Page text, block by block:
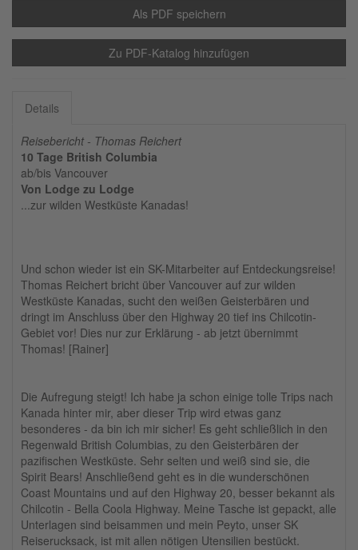
Als PDF speichern
Zu PDF-Katalog hinzufügen
Details
Reisebericht - Thomas Reichert
10 Tage British Columbia
ab/bis Vancouver
Von Lodge zu Lodge
...zur wilden Westküste Kanadas!
Und schon wieder ist ein SK-Mitarbeiter auf Entdeckungsreise!
Thomas Reichert bricht über Vancouver auf zur wilden
Westküste Kanadas, sucht den weißen Geisterbären und
dringt im Anschluss über den Highway 20 tief ins Chilcotin-
Gebiet vor! Dies nur zur Erklärung - ab jetzt übernimmt
Thomas! [Rainer]
Die Aufregung steigt! Ich habe ja schon einige tolle Trips nach
Kanada hinter mir, aber dieser Trip wird etwas ganz
besonderes - da bin ich mir sicher! Es geht schließlich in den
Regenwald British Columbias, zu den Geisterbären der
pazifischen Westküste. Sehr selten und weiß sind sie, die
Spirit Bears! Anschließend geht es in die wunderschönen
Coast Mountains und auf den Highway 20, besser bekannt als
Chilcotin - Bella Coola Highway. Meine Tasche ist gepackt, alle
Unterlagen sind beisammen und mein Peyto, unser SK
Reiserucksack, ist mit allen nötigen Utensilien bestückt.